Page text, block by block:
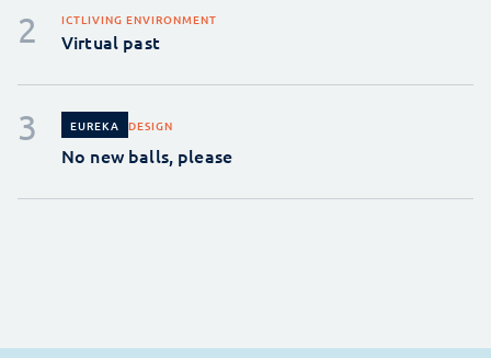
ICTLIVING ENVIRONMENT
Virtual past
EUREKA DESIGN
No new balls, please